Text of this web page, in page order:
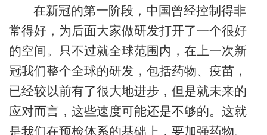
在新冠的第一阶段，中国曾经控制得非
常得好，为后面大家做研发打开了一个很好
的空间。只不过就全球范围内，在上一次新
冠我们整个全球的研发，包括药物、疫苗，
已经较以前有了很大地进步，但是就未来的
应对而言，这些速度可能还是不够的。这就
是我们在预检体系的基础上，要加强药物、